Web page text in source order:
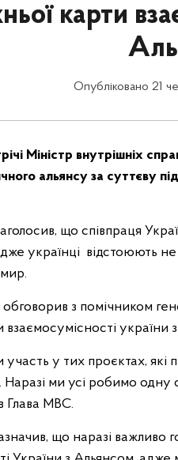
карти
Опубліковано 21
Міністр внутрішніх
альянсу за суттєву
що співпраця
українці відстоюють
участь у тих проєктах,
ми усі робимо одну
Глава МВС.
що наразі важливо